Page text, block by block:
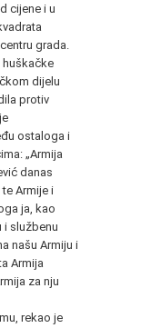
cijene i u
grada.
huškačke
dijelu
protiv
ostaloga i
„Armija
danas
Armije i
ja, kao
i službenu
našu Armiju i
Armija
za nju
rekao je